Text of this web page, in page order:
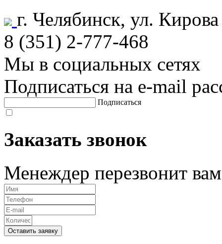
г. Челябинск, ул.
8 (351) 2-777-468
Мы в социальных сетях
Подписаться на e-mail
Подписаться
Заказать звонок
Менеждер перезвонит
Оставить заявку